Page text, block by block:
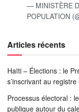
— MINISTÈRE
POPULATION
Articles récents
Haïti – Élections : le
s’inscrivant au
Processus électoral :
publique autour du